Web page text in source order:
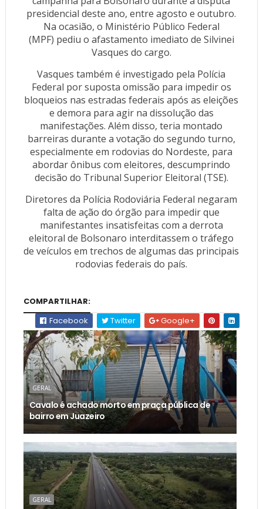
presidencial deste ano, entre agosto e outubro.
Na ocasião, o Ministério Público Federal
(MPF) pediu o afastamento imediato de Silvinei
Vasques do cargo.
Vasques também é investigado pela Polícia
Federal por suposta omissão para impedir os
bloqueios nas estradas federais após as eleições
e demora para agir na dissolução das
manifestações. Além disso, teria montado
barreiras durante a votação do segundo turno,
especialmente em rodovias do Nordeste, para
abordar ônibus com eleitores, descumprindo
decisão do Tribunal Superior Eleitoral (TSE).
Diretores da Polícia Rodoviária Federal negaram
falta de ação do órgão para impedir que
manifestantes insatisfeitas com a derrota
eleitoral de Bolsonaro interditassem o tráfego
de veículos em trechos de algumas das principais
rodovias federais do país.
COMPARTILHAR:
Facebook
Twitter Google+
GERAL
Cavalo é achado morto em praça pública de
bairro em Juazeiro
GERAL